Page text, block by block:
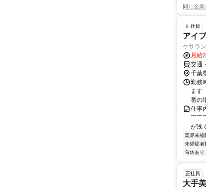
同じ企業
正社員
アイ
ケサラ
月給
交通
千葉
勤務
ます
番の
仕事
￣￣
が浅
業界未経
未経験者
育休あり
正社員
大手